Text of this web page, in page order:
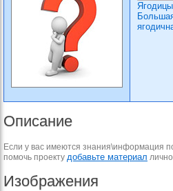
Ягодицы
Описание
Если у вас имеются знания\информация
помочь проекту добавьте материал лично
Изображения